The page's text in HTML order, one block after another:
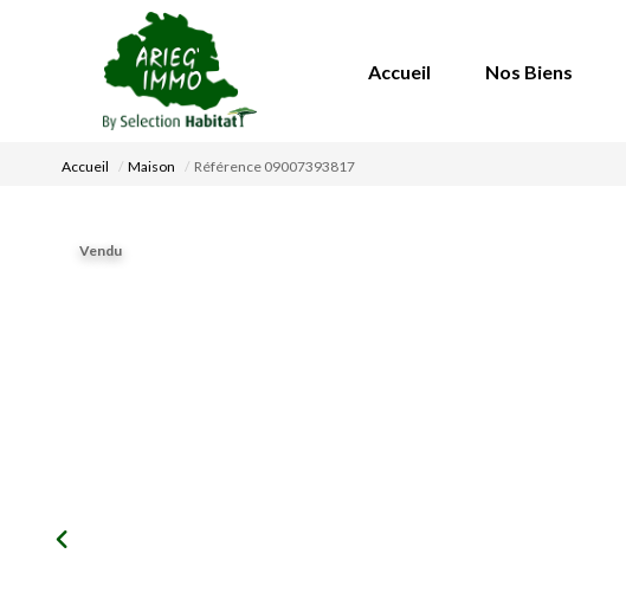
Accueil Nos Biens
Accueil Maison Référence 09007393817
Vendu